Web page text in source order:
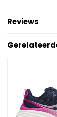
Reviews